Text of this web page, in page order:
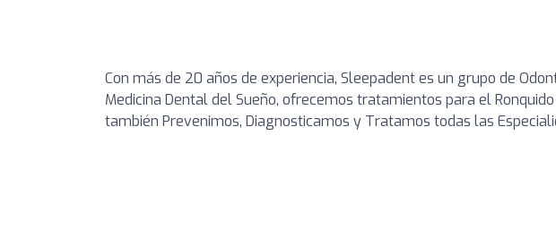
Con más de 20 años de experiencia, Sleepadent es un grupo de
Medicina Dental del Sueño, ofrecemos tratamientos para el
también Prevenimos, Diagnosticamos y Tratamos todas las